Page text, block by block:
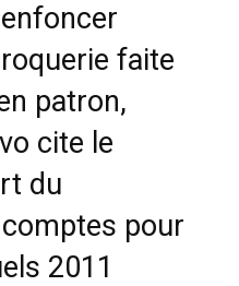
faite
patron,
cite le
du
pour
2011